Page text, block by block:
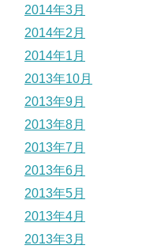
2014年3月
2014年2月
2014年1月
2013年10月
2013年9月
2013年8月
2013年7月
2013年6月
2013年5月
2013年4月
2013年3月